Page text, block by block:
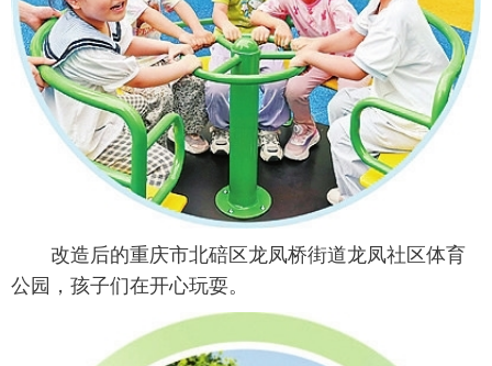
改造后的重庆市北碚区龙凤桥街道龙凤社区体育
公园，孩子们在开心玩耍。